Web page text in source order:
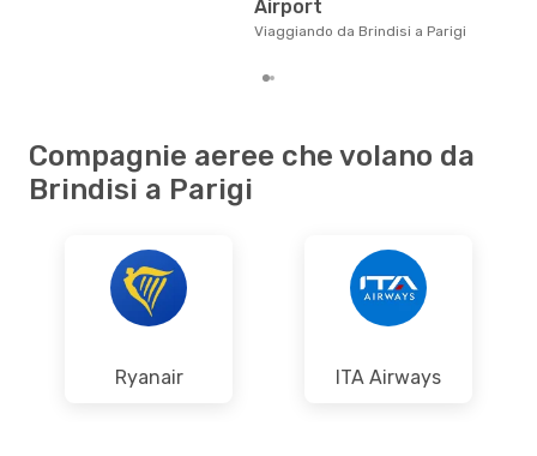
Airport
Viaggiando da Brindisi a Parigi
Compagnie aeree che volano da
Brindisi a Parigi
Ryanair ITA Airways